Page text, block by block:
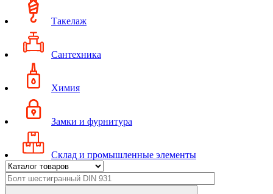
Такелаж
Сантехника
Химия
Замки и фурнитура
Склад и промышленные элементы